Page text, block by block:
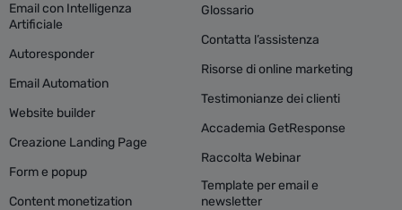
Email con Intelligenza
Artificiale
Autoresponder
Email Automation
Website builder
Creazione Landing Page
Form e popup
Content monetization
Glossario
Contatta l’assistenza
Risorse di online marketing
Testimonianze dei clienti
Accademia GetResponse
Raccolta Webinar
Template per email e
newsletter